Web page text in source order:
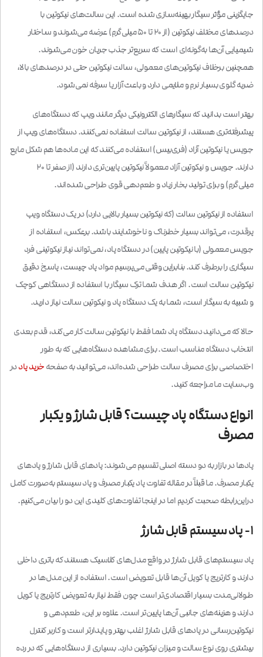
جایگزینی مؤثر سیگار بهینه‌سازی شده است. این سالت‌های نیکوتین با
درصد‌های مختلف نیکوتین (از ۲۰ تا ۵۰ میلی‌گرم) عرضه می‌شوند و ساختار
شیمیایی آن‌ها به‌گونه‌ای است که سریع‌تر جذب جریان خون می‌شوند.
همچنین برخلاف نیکوتین‌های معمولی، سالت نیکوتین حتی در درصدهای بالا،
ضربه گلوی بسیار نرم و ملایمی دارد و باعث آزار یا سرفه نمی‌شود.
بهتر است بدانید که سیگارهای الکترونیکی دیگر مانند ویپ که دستگاه‌های
پیشرفته‌تری هستند، از نیکوتین سالت استفاده نمی‌کنند. دستگاه‌های ویپ از
جویس یا نیکوتین آزاد (فری‌بیس) استفاده می‌کنند که این ماده‌ها هم شکل مایع
دارند. جویس و نیکوتین آزاد معمولاً نیکوتین پایین‌تری دارند (از صفر تا ۲۰
میلی‌گرم) و برای تولید بخار زیاد و طعم‌دهی قوی طراحی شده‌اند.
استفاده از نیکوتین سالت (که نیکوتین بسیار بالایی دارد) در یک دستگاه ویپ
پرقدرت، می‌تواند بسیار خطرناک و ناخوشایند باشد. برعکس، استفاده از
جویس معمولی (با نیکوتین پایین) در دستگاه پاد، نمی‌تواند نیاز نیکوتینی فرد
سیگاری را برطرف کند. بنابراین وقتی می‌پرسیم مواد پاد چیست، پاسخ دقیق
نیکوتین سالت است. اگر هدف شما ترک سیگار با استفاده از دستگاهی کوچک
و شبیه به سیگار است، شما به یک دستگاه پاد و نیکوتین سالت نیاز دارید.
حالا که می‌دانید دستگاه پاد شما فقط با نیکوتین سالت کار می‌کند، قدم بعدی
انتخاب دستگاه مناسب است. برای مشاهده دستگاه‌هایی که به طور
اختصاصی برای مصرف سالت طراحی شده‌اند، می‌توانید به صفحهخرید پاددر
وب‌سایت ما مراجعه کنید.
انواع دستگاه پاد چیست؟ قابل شارژ و یکبار
مصرف
پادها در بازار به دو دسته اصلی تقسیم می‌شوند: پادهای قابل شارژ و پادهای
یکبار مصرف. ما قبلاً در مقالهتفاوت پاد یکبار مصرف و پاد سیستمبه‌صورت کامل
در‌این‌رابطه صحبت کردیم اما در اینجا تفاوت‌های کلیدی این دو را بیان می‌کنیم.
۱- پاد سیستم قابل شارژ
پاد سیستم‌های قابل شارژ در واقع مدل‌های کلاسیک هستند که باتری داخلی
دارند و کارتریج یا کویل آن‌ها قابل تعویض است. استفاده از این مدل‌ها در
طولانی‌مدت بسیار اقتصادی‌تر است چون فقط نیاز به تعویض کارتریج یا کویل
دارند و هزینه‌های جانبی آن‌ها پایین‌تر است. علاوه بر این، طعم‌دهی و
نیکوتین‌رسانی در پادهای قابل شارژ اغلب بهتر و پایدارتر است و کاربر کنترل
بیشتری روی نوع سالت و میزان نیکوتین دارد. بسیاری از دستگاه‌هایی که در رده